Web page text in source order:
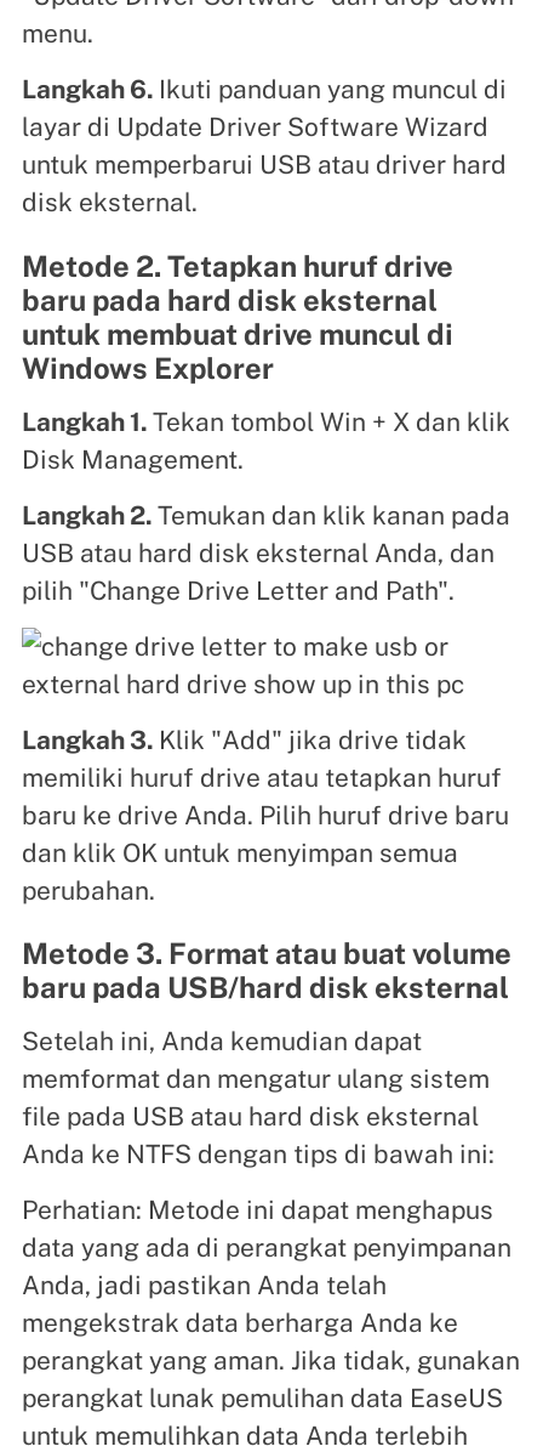
menu.
Langkah 6. Ikuti panduan yang muncul di
layar di Update Driver Software Wizard
untuk memperbarui USB atau driver hard
disk eksternal.
Metode 2. Tetapkan huruf drive
baru pada hard disk eksternal
untuk membuat drive muncul di
Windows Explorer
Langkah 1. Tekan tombol Win + X dan klik
Disk Management.
Langkah 2. Temukan dan klik kanan pada
USB atau hard disk eksternal Anda, dan
pilih "Change Drive Letter and Path".
Langkah 3. Klik "Add" jika drive tidak
memiliki huruf drive atau tetapkan huruf
baru ke drive Anda. Pilih huruf drive baru
dan klik OK untuk menyimpan semua
perubahan.
Metode 3. Format atau buat volume
baru pada USB/hard disk eksternal
Setelah ini, Anda kemudian dapat
memformat dan mengatur ulang sistem
file pada USB atau hard disk eksternal
Anda ke NTFS dengan tips di bawah ini:
Perhatian: Metode ini dapat menghapus
data yang ada di perangkat penyimpanan
Anda, jadi pastikan Anda telah
mengekstrak data berharga Anda ke
perangkat yang aman. Jika tidak, gunakan
perangkat lunak pemulihan data EaseUS
untuk memulihkan data Anda terlebih